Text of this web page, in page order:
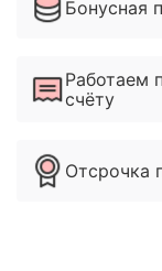
Бонусная
Работаем
счёту
Отсрочка